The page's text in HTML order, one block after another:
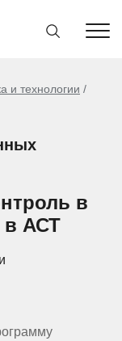
и технологии
в
в АСТ